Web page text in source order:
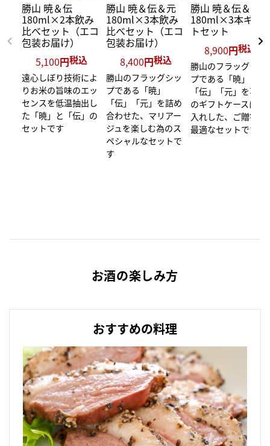
勝山 暁＆伝
180ml×2本飲み
比べセット（エコ
包装お届け）
5,100
税込
遠心しぼり技術によ
りお米の旨味のエッ
センスを低温抽出し
た「暁」と「伝」の
セットです
勝山 暁＆伝＆元
180ml×3本飲み
比べセット（エコ
包装お届け）
8,400
税込
勝山のフラッグシッ
プである「暁」
「伝」「元」を詰め
合わせた、マリアー
ジュを楽しむ為のス
ペシャルなセットで
す
勝山 暁＆伝＆元
180ml×3本ギフ
トセット
8,900
税込
勝山のフラッグシッ
プである「暁」
「伝」「元」を専用
のギフトケースにお
入れした、ご贈答に
最適なセットです
お酒の楽しみ方
おすすめの料理